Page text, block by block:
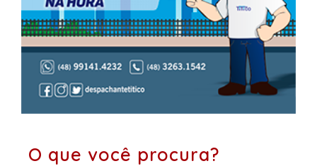
O que você procura?